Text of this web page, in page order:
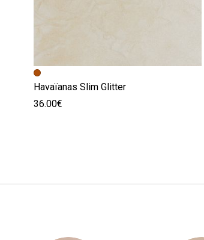
Havaïanas Slim Glitter
36.00€